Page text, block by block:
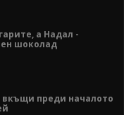
а Надал -
шоколад
преди началото